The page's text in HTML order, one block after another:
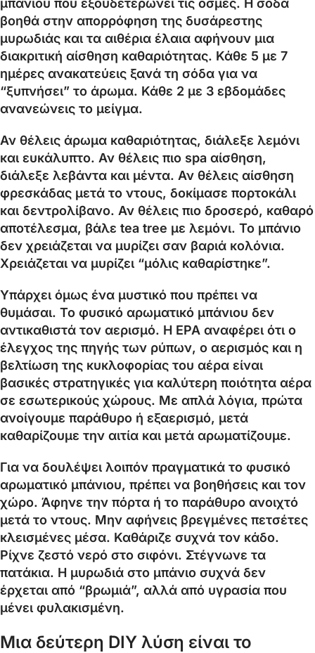
μπάνιου που εξουδετερώνει τις οσμές. Η σόδα
βοηθά στην απορρόφηση της δυσάρεστης
μυρωδιάς και τα αιθέρια έλαια αφήνουν μια
διακριτική αίσθηση καθαριότητας. Κάθε 5 με 7
ημέρες ανακατεύεις ξανά τη σόδα για να
“ξυπνήσει” το άρωμα. Κάθε 2 με 3 εβδομάδες
ανανεώνεις το μείγμα.
Αν θέλεις άρωμα καθαριότητας, διάλεξε λεμόνι
και ευκάλυπτο. Αν θέλεις πιο spa αίσθηση,
διάλεξε λεβάντα και μέντα. Αν θέλεις αίσθηση
φρεσκάδας μετά το ντους, δοκίμασε πορτοκάλι
και δεντρολίβανο. Αν θέλεις πιο δροσερό, καθαρό
αποτέλεσμα, βάλε tea tree με λεμόνι. Το μπάνιο
δεν χρειάζεται να μυρίζει σαν βαριά κολόνια.
Χρειάζεται να μυρίζει “μόλις καθαρίστηκε”.
Υπάρχει όμως ένα μυστικό που πρέπει να
θυμάσαι. Το φυσικό αρωματικό μπάνιου δεν
αντικαθιστά τον αερισμό. Η EPA αναφέρει ότι ο
έλεγχος της πηγής των ρύπων, ο αερισμός και η
βελτίωση της κυκλοφορίας του αέρα είναι
βασικές στρατηγικές για καλύτερη ποιότητα αέρα
σε εσωτερικούς χώρους. Με απλά λόγια, πρώτα
ανοίγουμε παράθυρο ή εξαερισμό, μετά
καθαρίζουμε την αιτία και μετά αρωματίζουμε.
Για να δουλέψει λοιπόν πραγματικά το φυσικό
αρωματικό μπάνιου, πρέπει να βοηθήσεις και τον
χώρο. Άφηνε την πόρτα ή το παράθυρο ανοιχτό
μετά το ντους. Μην αφήνεις βρεγμένες πετσέτες
κλεισμένες μέσα. Καθάριζε συχνά τον κάδο.
Ρίχνε ζεστό νερό στο σιφόνι. Στέγνωνε τα
πατάκια. Η μυρωδιά στο μπάνιο συχνά δεν
έρχεται από “βρωμιά”, αλλά από υγρασία που
μένει φυλακισμένη.
Μια δεύτερη DIY λύση είναι το